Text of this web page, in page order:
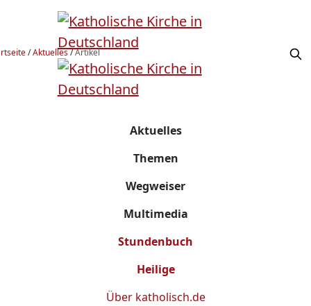
/Aktuelles/Artikel
Aktuelles
Themen
Wegweiser
Multimedia
Stundenbuch
Heilige
Über katholisch.de